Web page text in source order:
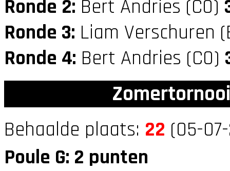
Ronde 2: Bert Andries (C0)
Ronde 3: Liam Verschuren
Ronde 4: Bert Andries (C0)
Behaalde plaats: 22 (05-
Poule G: 2 punten